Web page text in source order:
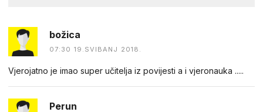
božica
07:30 19.SVIBANJ 2018.
Vjerojatno je imao super učitelja iz povijesti a i vjeronauka .....
Perun